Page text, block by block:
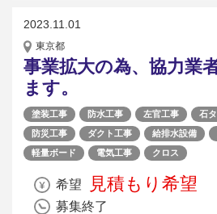
2023.11.01
東京都
事業拡大の為、協力業
ます。
塗装工事 防水工事 左官工事 石
防災工事
ダクト工事 給排水設備
軽量ボード
電気工事 クロス
希望 見積もり希望
募集終了